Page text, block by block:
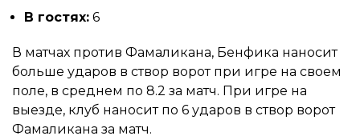
В гостях: 6
В матчах против Фамаликана, Бенфика наносит
больше ударов в створ ворот при игре на своем
поле, в среднем по 8.2 за матч. При игре на
выезде, клуб наносит по 6 ударов в створ ворот
Фамаликана за матч.